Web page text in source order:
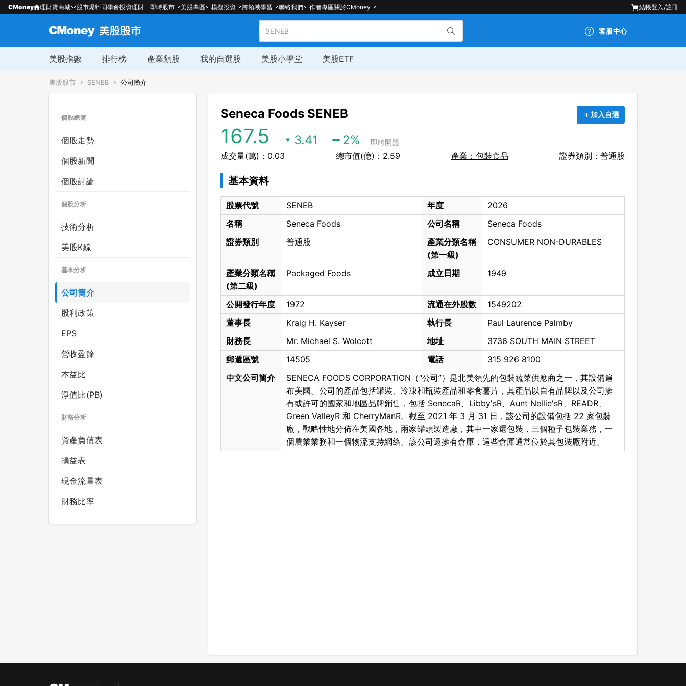
CMoney 理財寶商城 股市爆料同學會投資理財 即時股市 美股專區 模擬投資 跨領域學習 聯絡我們 作者專區關於CMoney 結帳登入/註冊
客服中心
美股指數 排行榜 產業類股 我的自選股 美股小學堂 美股ETF
美股股市 SENEB 公司簡介
個股總覽
個股走勢
個股新聞
個股討論
個股分析
技術分析
美股K線
基本分析
公司簡介
股利政策
EPS
營收盈餘
本益比
淨值比(PB)
財務分析
資產負債表
損益表
現金流量表
財務比率
Seneca Foods SENEB 加入自選
167.5 3.41 2% 即將開盤
成交量(萬)：0.03 總市值(億)：2.59 產業：包裝食品 證券類別：普通股
基本資料
股票代號 SENEB 年度
2026
名稱
Seneca Foods 公司名稱
Seneca Foods
證券類別
普通股
產業分類名稱
(第一級)
CONSUMER NON-DURABLES
產業分類名稱
(第二級)
Packaged Foods 成立日期 1949
公開發行年度 1972 流通在外股數
1549202
董事長
Kraig H. Kayser 執行長
Paul Laurence Palmby
財務長
Mr. Michael S. Wolcott 地址
3736 SOUTH MAIN STREET
郵遞區號
14505 電話
315 926 8100
中文公司簡介
SENECA FOODS CORPORATION（“公司”）是北美領先的包裝蔬菜供應商之一，其設備遍
布美國。公司的產品包括罐裝、冷凍和瓶裝產品和零食薯片，其產品以自有品牌以及公司擁
有或許可的國家和地區品牌銷售，包括 SenecaR、Libby'sR、Aunt Nellie'sR、READR、
Green ValleyR 和 CherryManR。截至 2021 年 3 月 31 日，該公司的設備包括 22 家包裝
廠，戰略性地分佈在美國各地，兩家罐頭製造廠，其中一家還包裝，三個種子包裝業務，一
個農業業務和一個物流支持網絡。該公司還擁有倉庫，這些倉庫通常位於其包裝廠附近。